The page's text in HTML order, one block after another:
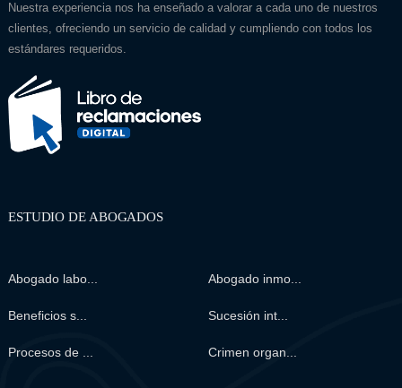
Nuestra experiencia nos ha enseñado a valorar a cada uno de nuestros
clientes, ofreciendo un servicio de calidad y cumpliendo con todos los
estándares requeridos.
ESTUDIO DE ABOGADOS
Abogado labo... Abogado inmo...
Beneficios s... Sucesión int...
Procesos de ... Crimen organ...